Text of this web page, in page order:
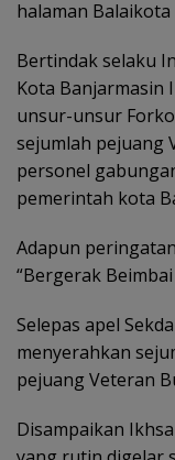
halaman
Bertindak selaku
Kota Banjarmasin
unsur-unsur
sejumlah pejuang
personel
pemerintah kota
Adapun
“Bergerak
Selepas apel
menyerahkan
pejuang Veteran
Disampaikan